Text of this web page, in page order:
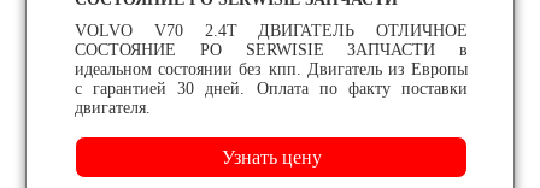
VOLVO V70 2.4T ДВИГАТЕЛЬ ОТЛИЧНОЕ
СОСТОЯНИЕ PO SERWISIE ЗАПЧАСТИ в
идеальном состоянии без кпп. Двигатель из Европы
с гарантией 30 дней. Оплата по факту поставки
двигателя.